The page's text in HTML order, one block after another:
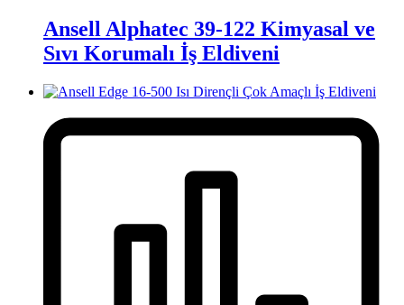
Ansell Alphatec 39-122 Kimyasal ve
Sıvı Korumalı İş Eldiveni